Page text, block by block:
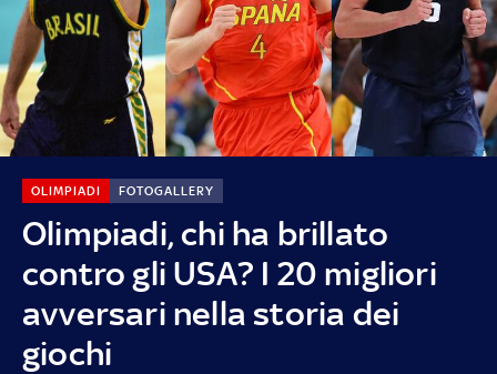
Olimpiadi, chi ha brillato
contro gli USA? I 20 migliori
avversari nella storia dei
giochi
OLIMPIADI FOTOGALLERY